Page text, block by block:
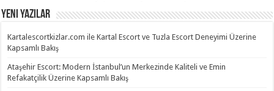
Yeni Yazılar
Kartalescortkizlar.com ile Kartal Escort ve Tuzla Escort Deneyimi Üzerine
Kapsamlı Bakış
Ataşehir Escort: Modern İstanbul’un Merkezinde Kaliteli ve Emin
Refakatçilik Üzerine Kapsamlı Bakış